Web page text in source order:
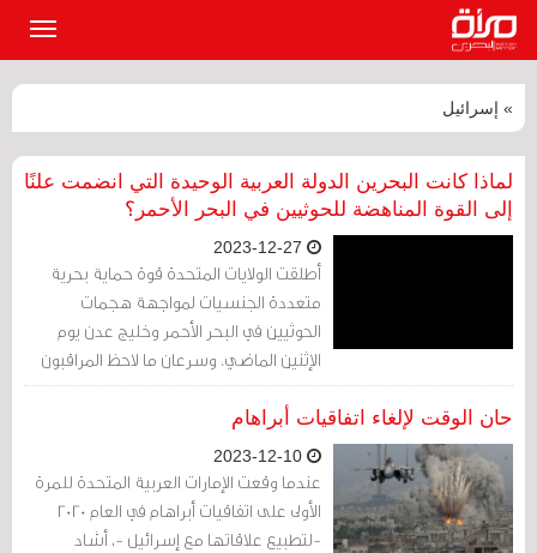
» إسرائيل
لماذا كانت البحرين الدولة العربية الوحيدة التي انضمت علنًا
إلى القوة المناهضة للحوثيين في البحر الأحمر؟
أطلقت الولايات المتحدة قوة حماية بحرية
متعددة الجنسيات لمواجهة هجمات
الحوثيين في البحر الأحمر وخليج عدن يوم
الإثنين الماضي. وسرعان ما لاحظ المراقبون
أنها أنها تضم فقط دولة واحدة فقط من
الشرق الأوسط، وهي البحرين.حان الوقت لإلغاء اتفاقيات أبراهام
عندما وقعت الإمارات العربية المتحدة للمرة
الأولى على اتفاقيات أبراهام في العام 2020
-لتطبيع علاقاتها مع إسرائيل -، أشاد